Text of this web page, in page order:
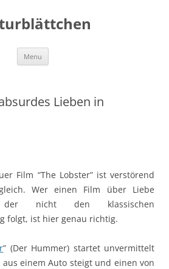
Menu
Lieben in
Film “The Lobster” ist verstörend
Wer einen Film über Liebe
nicht den klassischen
folgt, ist hier genau richtig.
” (Der Hummer) startet unvermittelt
einem Auto steigt und einen von